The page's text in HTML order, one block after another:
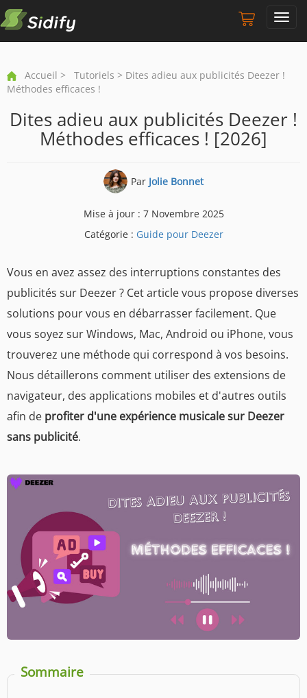
Accueil > Tutoriels > Dites adieu aux publicités Deezer !
Méthodes efficaces !
Dites adieu aux publicités Deezer !
Méthodes efficaces ! [2026]
Par Jolie Bonnet
Mise à jour : 7 Novembre 2025
Catégorie : Guide pour Deezer
Vous en avez assez des interruptions constantes des
publicités sur Deezer ? Cet article vous propose diverses
solutions pour vous en débarrasser facilement. Que
vous soyez sur Windows, Mac, Android ou iPhone, vous
trouverez une méthode qui correspond à vos besoins.
Nous détaillerons comment utiliser des extensions de
navigateur, des applications mobiles et d'autres outils
afin de profiter d'une expérience musicale sur Deezer
sans publicité.
Sommaire